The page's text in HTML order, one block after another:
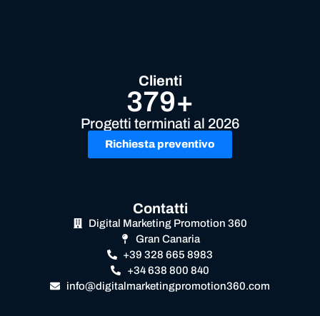
Clienti
379+
Progetti terminati al 2026
Richiesta preventivo
Contatti
Digital Marketing Promotion 360
Gran Canaria
+39 328 665 8983
+34 638 800 840
info@digitalmarketingpromotion360.com